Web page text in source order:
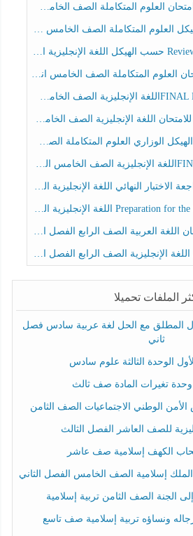
المتكاملة الصف الخامس عام الفصل الثالث
المتكاملة الصف الخامس انسبير الفصل الثالث
المتكاملة الصف الخامس انسبير الفصل الثالث
اللغة الإنجليزية الصف الخامس الفصل الثالث
العلوم المتكاملة الصف الخامس عام الفصل الثالث
اللغة الإنجليزية الصف الرابع الفصل الثالث
العربية الصف الرابع الفصل الثالث
الإنجليزية الصف الرابع الفصل الثالث
الملفات تحميلا
المطلق مع الحل لغة عربية سادس فصل
ثاني
الوحدة الثالثة علوم سادس
وحدة تغيرات المادة صف ثالث
الوطني الاجتماعيات الصف الثامن
للصف العاشر الفصل الثالث
الكهف إسلامية صف عاشر
إسلامية الصف الخامس الفصل الثاني
الجنة الصف الثامن تربية إسلامية
ونساؤه تربية إسلامية صف تاسع